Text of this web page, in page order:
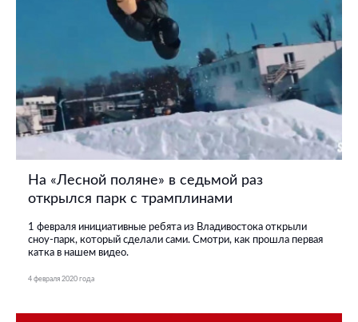
На «Лесной поляне» в седьмой раз
открылся парк с трамплинами
1 февраля инициативные ребята из Владивостока открыли
сноу-парк, который сделали сами. Смотри, как прошла первая
катка в нашем видео.
4 февраля 2020 года